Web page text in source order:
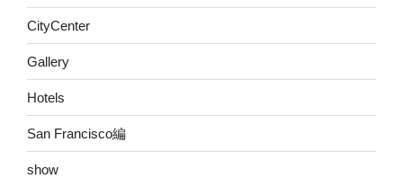
CityCenter
Gallery
Hotels
San Francisco編
show